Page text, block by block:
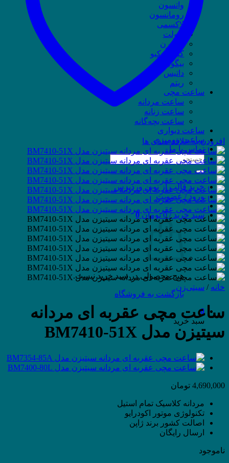
واتسون
رومانسون
لاکسمی
ویولت
وسترن
کیو اند کیو
بیگوتی
داتیس
ریتم
ساعت مچی
ساعت مردانه
ساعت زنانه
ساعت بچه‌گانه
ساعت دیواری
ساعت رومیزی
تماس با ما
جستجو
برای:
خرید قالب از نوین وردپرس
ورود / عضویت
سبد خرید /0 تومان 0
هیچ محصولی در سبد خرید نیست.
بازگشت به فروشگاه
0
سبد خرید
افزودن به علاقه مندی ها
خانه / سیتی‌زن
ساعت مچی عقربه ای مردانه
سیتیزن مدل BM7410-51X
4,690,000 تومان
مردانه کلاسیک تمام استیل
تکنولوژی موتور
اکودرایو
اصالت کشور برند ژاپن
ارسال رایگان
ناموجود